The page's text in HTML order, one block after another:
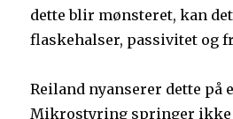
dette blir mønsteret, kan
flaskehalser, passivitet og
Reiland nyanserer dette på
Mikrostyring springer ikke